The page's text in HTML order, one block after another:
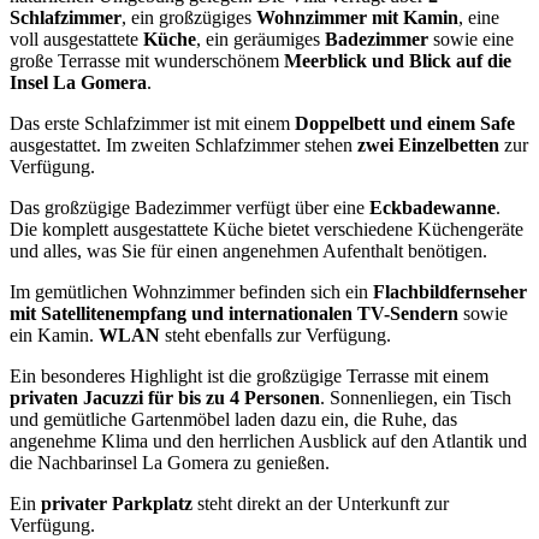
Schlafzimmer, ein großzügiges Wohnzimmer mit Kamin, eine
voll ausgestattete Küche, ein geräumiges Badezimmer sowie eine
große Terrasse mit wunderschönem Meerblick und Blick auf die
Insel La Gomera.
Das erste Schlafzimmer ist mit einem Doppelbett und einem Safe
ausgestattet. Im zweiten Schlafzimmer stehen zwei Einzelbetten zur
Verfügung.
Das großzügige Badezimmer verfügt über eine Eckbadewanne.
Die komplett ausgestattete Küche bietet verschiedene Küchengeräte
und alles, was Sie für einen angenehmen Aufenthalt benötigen.
Im gemütlichen Wohnzimmer befinden sich ein Flachbildfernseher
mit Satellitenempfang und internationalen TV-Sendern sowie
ein Kamin. WLAN steht ebenfalls zur Verfügung.
Ein besonderes Highlight ist die großzügige Terrasse mit einem
privaten Jacuzzi für bis zu 4 Personen. Sonnenliegen, ein Tisch
und gemütliche Gartenmöbel laden dazu ein, die Ruhe, das
angenehme Klima und den herrlichen Ausblick auf den Atlantik und
die Nachbarinsel La Gomera zu genießen.
Ein privater Parkplatz steht direkt an der Unterkunft zur
Verfügung.